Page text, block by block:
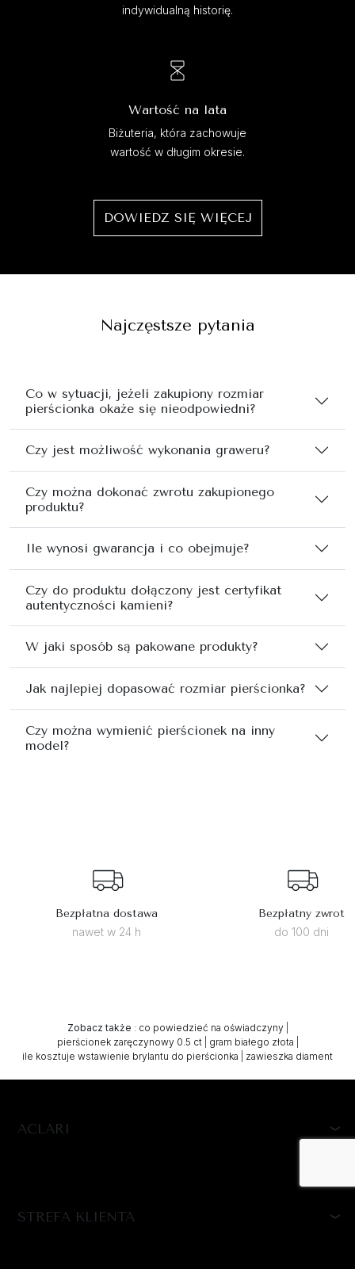
indywidualną historię.
Wartość na lata
Biżuteria, która zachowuje
wartość w długim okresie.
DOWIEDZ SIĘ WIĘCEJ
Najczęstsze pytania
Co w sytuacji, jeżeli zakupiony rozmiar
pierścionka okaże się nieodpowiedni?
Czy jest możliwość wykonania graweru?
Czy można dokonać zwrotu zakupionego
produktu?
Ile wynosi gwarancja i co obejmuje?
Czy do produktu dołączony jest certyfikat
autentyczności kamieni?
W jaki sposób są pakowane produkty?
Jak najlepiej dopasować rozmiar pierścionka?
Czy można wymienić pierścionek na inny
model?
Bezpłatna dostawa
nawet w 24 h
Bezpłatny zwrot
do 100 dni
Zobacz także : co powiedzieć na oświadczyny|
pierścionek zaręczynowy 0.5 ct| gram białego złota
ile kosztuje wstawienie brylantu do pierścionka
zawieszka diament
ACLARI
STREFA KLIENTA